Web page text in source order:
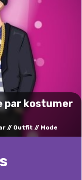
par kostumer
Outfit Mode